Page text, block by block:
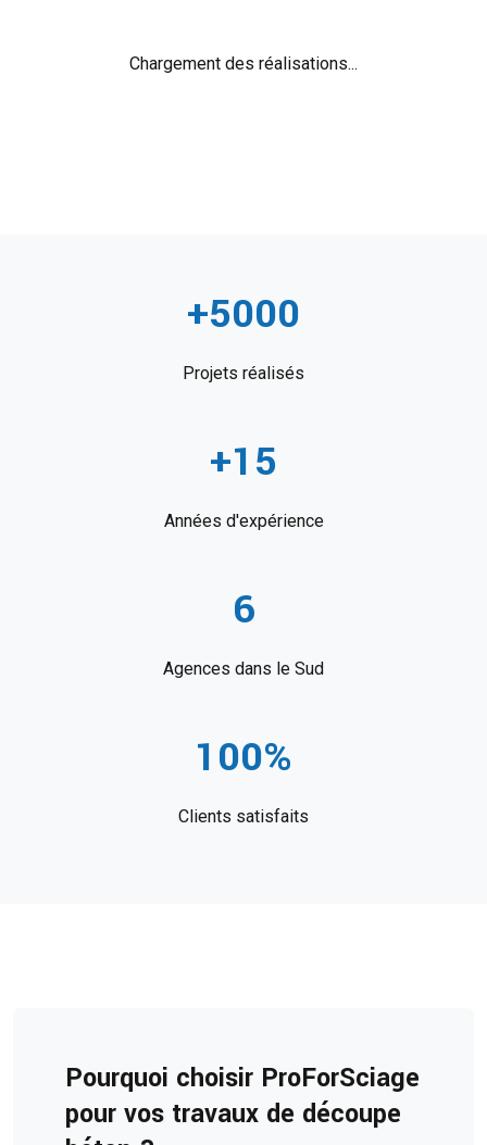
Chargement des réalisations...
+5000
Projets réalisés
+15
Années d'expérience
6
Agences dans le Sud
100%
Clients satisfaits
Pourquoi choisir ProForSciage
pour vos travaux de découpe